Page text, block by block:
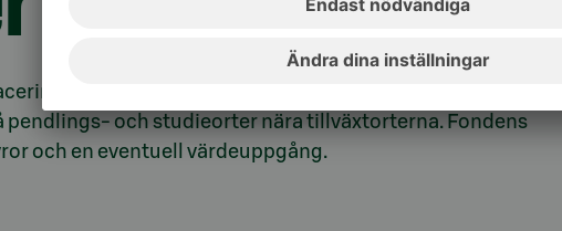
investerar främst i små hyresbostäder på
pendlings- och studieorter nära tillväxtorterna. Fondens
och en eventuell värdeuppgång.